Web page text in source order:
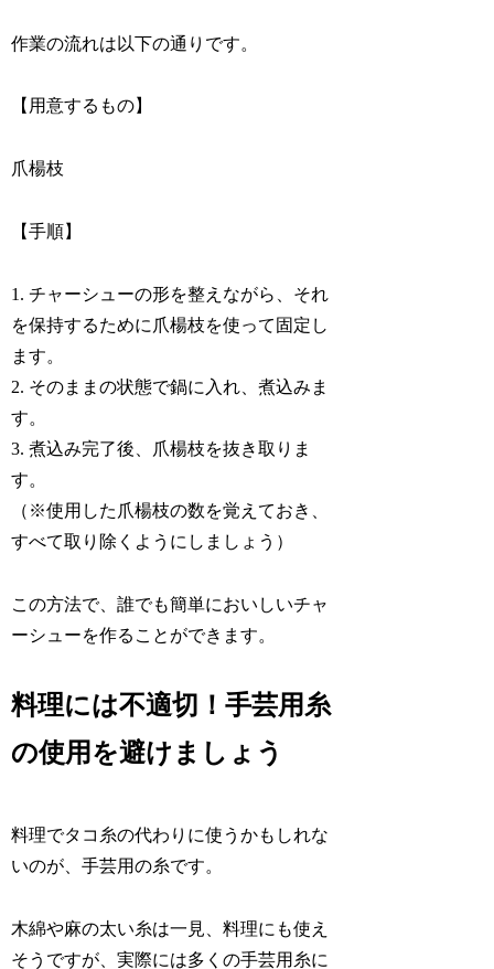
作業の流れは以下の通りです。
【用意するもの】
爪楊枝
【手順】
1. チャーシューの形を整えながら、それ
を保持するために爪楊枝を使って固定し
ます。
2. そのままの状態で鍋に入れ、煮込みま
す。
3. 煮込み完了後、爪楊枝を抜き取りま
す。
（※使用した爪楊枝の数を覚えておき、
すべて取り除くようにしましょう）
この方法で、誰でも簡単においしいチャ
ーシューを作ることができます。
料理には不適切！手芸用糸
の使用を避けましょう
料理でタコ糸の代わりに使うかもしれな
いのが、手芸用の糸です。
木綿や麻の太い糸は一見、料理にも使え
そうですが、実際には多くの手芸用糸に